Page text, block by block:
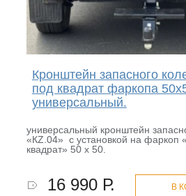
Кронштейн запасного
под квадрат фаркопа
универсальный.
универсальный кронштейн
«КZ.04» с установкой на фаркоп
квадрат» 50 х 50.
16 990 Р. В